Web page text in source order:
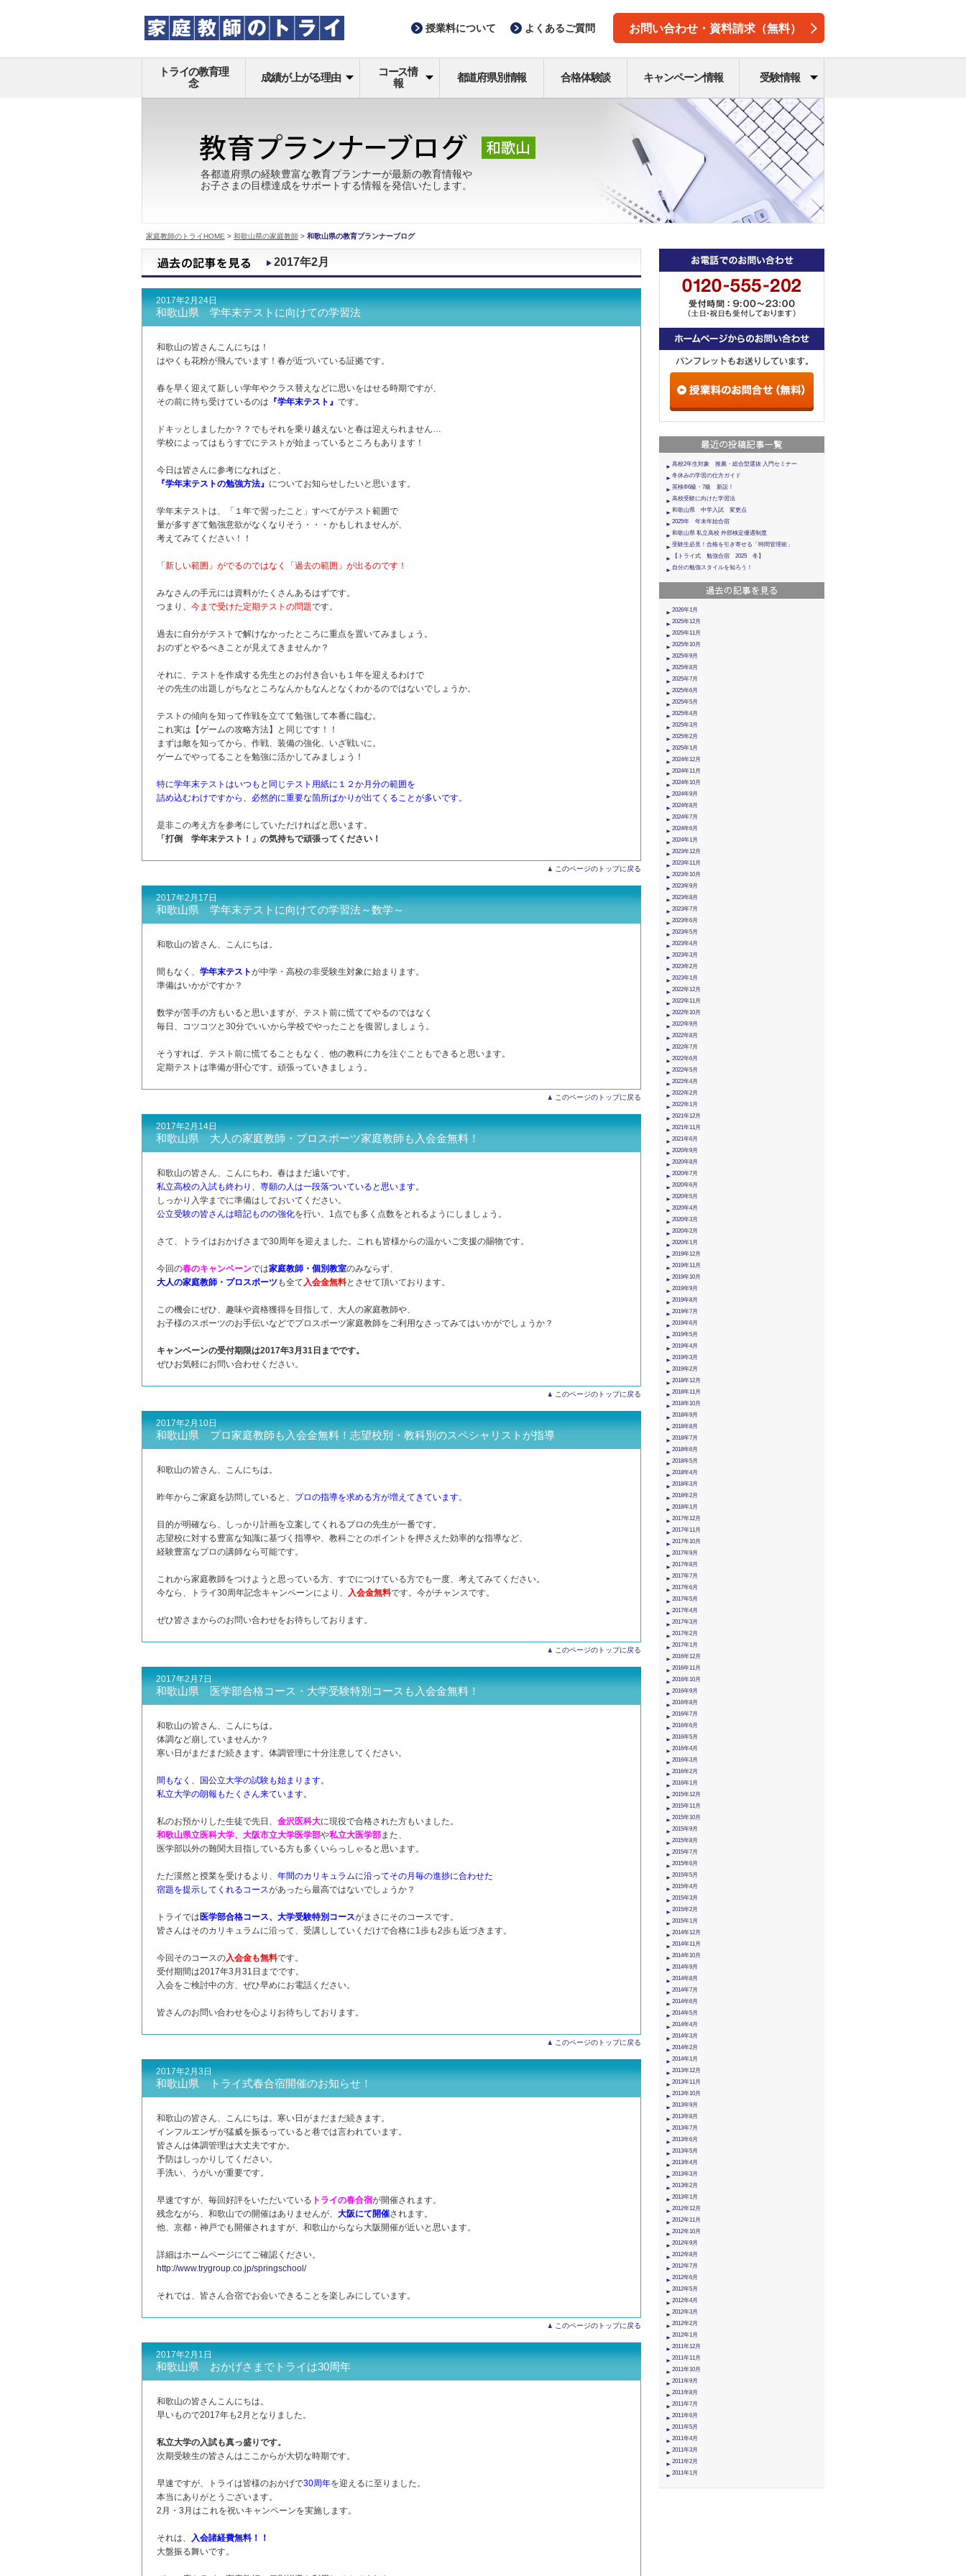
授業料について よくあるご質問 お問い合わせ・資料請求（無料）
トライの教育理
念
成績が上がる理由
コース情
報
都道府県別情報 合格体験談 キャンペーン情報 受験情報
各都道府県の経験豊富な教育プランナーが最新の教育情報や
お子さまの目標達成をサポートする情報を発信いたします。
家庭教師のトライHOME > 和歌山県の家庭教師 > 和歌山県の教育プランナーブログ
2017年2月
2017年2月24日
和歌山県 学年末テストに向けての学習法
和歌山の皆さんこんにちは！
はやくも花粉が飛んでいます！春が近づいている証拠です。
春を早く迎えて新しい学年やクラス替えなどに思いをはせる時期ですが、
その前に待ち受けているのは 『学年末テスト』 です。
ドキッとしましたか？？でもそれを乗り越えないと春は迎えられません…
学校によってはもうすでにテストが始まっているところもあります！
今日は皆さんに参考になればと、
『学年末テストの勉強方法』 についてお知らせしたいと思います。
学年末テストは、「１年で習ったこと」すべてがテスト範囲で
量が多すぎて勉強意欲がなくなりそう・・・かもしれませんが、
考えてみてください！！
「新しい範囲」がでるのではなく「過去の範囲」が出るのです！
みなさんの手元には資料がたくさんあるはずです。
つまり、 今まで受けた定期テストの問題です。
過去に自分がテストで解けなかったところに重点を置いてみましょう。
おのずとやるべきことが見えてきませんか？
それに、テストを作成する先生とのお付き合いも１年を迎えるわけで
その先生の出題しがちなところなんかもなんとなくわかるのではないでしょうか。
テストの傾向を知って作戦を立てて勉強して本番に臨む。
これ実は【ゲームの攻略方法】と同じです！！
まずは敵を知ってから、作戦、装備の強化、いざ戦いに。
ゲームでやってることを勉強に活かしてみましょう！
特に学年末テストはいつもと同じテスト用紙に１２か月分の範囲を
詰め込むわけですから、必然的に重要な箇所ばかりが出てくることが多いです。
是非この考え方を参考にしていただければと思います。
「打倒 学年末テスト！」の気持ちで頑張ってください！
このページのトップに戻る
2017年2月17日
和歌山県 学年末テストに向けての学習法～数学～
和歌山の皆さん、こんにちは。
間もなく、 学年末テストが中学・高校の非受験生対象に始まります。
準備はいかがですか？
数学が苦手の方もいると思いますが、テスト前に慌ててやるのではなく
毎日、コツコツと30分でいいから学校でやったことを復習しましょう。
そうすれば、テスト前に慌てることもなく、他の教科に力を注ぐこともできると思います。
定期テストは準備が肝心です。頑張っていきましょう。
このページのトップに戻る
2017年2月14日
和歌山県 大人の家庭教師・プロスポーツ家庭教師も入会金無料！
和歌山の皆さん、こんにちわ。春はまだ遠いです。
私立高校の入試も終わり、専願の人は一段落ついていると思います。
しっかり入学までに準備はしておいてください。
公立受験の皆さんは暗記ものの強化を行い、1点でも多く点数をとれるようにしましょう。
さて、トライはおかげさまで30周年を迎えました。これも皆様からの温かいご支援の賜物です。
今回の春のキャンペーンでは家庭教師・個別教室のみならず、
大人の家庭教師・プロスポーツも全て入会金無料とさせて頂いております。
この機会にぜひ、趣味や資格獲得を目指して、大人の家庭教師や、
お子様のスポーツのお手伝いなどでプロスポーツ家庭教師をご利用なさってみてはいかがでしょうか？
キャンペーンの受付期限は2017年3月31日までです。
ぜひお気軽にお問い合わせください。
このページのトップに戻る
2017年2月10日
和歌山県 プロ家庭教師も入会金無料！志望校別・教科別のスペシャリストが指導
和歌山の皆さん、こんにちは。
昨年からご家庭を訪問していると、 プロの指導を求める方が増えてきています。
目的が明確なら、しっかり計画を立案してくれるプロの先生が一番です。
志望校に対する豊富な知識に基づく指導や、教科ごとのポイントを押さえた効率的な指導など、
経験豊富なプロの講師なら可能です。
これから家庭教師をつけようと思っている方、すでにつけている方でも一度、考えてみてください。
今なら、トライ30周年記念キャンペーンにより、 入会金無料です。今がチャンスです。
ぜひ皆さまからのお問い合わせをお待ちしております。
このページのトップに戻る
2017年2月7日
和歌山県 医学部合格コース・大学受験特別コースも入会金無料！
和歌山の皆さん、こんにちは。
体調など崩していませんか？
寒い日がまだまだ続きます。体調管理に十分注意してください。
間もなく、国公立大学の試験も始まります。
私立大学の朗報もたくさん来ています。
私のお預かりした生徒で先日、 金沢医科大に現役で合格された方もいました。
和歌山県立医科大学、大阪市立大学医学部や私立大医学部また、
医学部以外の難関大目指している方も多くいらっしゃると思います。
ただ漠然と授業を受けるより、 年間のカリキュラムに沿ってその月毎の進捗に合わせた
宿題を提示してくれるコースがあったら最高ではないでしょうか？
トライでは 医学部合格コース、大学受験特別コースがまさにそのコースです。
皆さんはそのカリキュラムに沿って、受講ししていくだけで合格に1歩も2歩も近づきます。
今回そのコースの入会金も無料です。
受付期間は2017年3月31日までです。
入会をご検討中の方、ぜひ早めにお電話ください。
皆さんのお問い合わせを心よりお待ちしております。
このページのトップに戻る
2017年2月3日
和歌山県 トライ式春合宿開催のお知らせ！
和歌山の皆さん、こんにちは。寒い日がまだまだ続きます。
インフルエンザが猛威を振るっていると巷では言われています。
皆さんは体調管理は大丈夫ですか。
予防はしっかりしてください。
手洗い、うがいが重要です。
早速ですが、毎回好評をいただいている トライの春合宿が開催されます。
残念ながら、和歌山での開催はありませんが、 大阪にて開催されます。
他、京都・神戸でも開催されますが、和歌山からなら大阪開催が近いと思います。
詳細はホームページにてご確認ください。
http://www.trygroup.co.jp/springschool/
それでは、皆さん合宿でお会いできることを楽しみにしています。
このページのトップに戻る
2017年2月1日
和歌山県 おかげさまでトライは30周年
和歌山の皆さんこんにちは。
早いもので2017年も2月となりました。
私立大学の入試も真っ盛りです。
次期受験生の皆さんはここからが大切な時期です。
早速ですが、トライは皆様のおかげで30周年を迎えるに至りました。
本当にありがとうございます。
2月・3月はこれを祝いキャンペーンを実施します。
それは、 入会諸経費無料！！
大盤振る舞いです。
高校2年生対象 推薦・総合型選抜 入門セミナー
冬休みの学習の仕方ガイド
英検®6級・7級 新設！
高校受験に向けた学習法
和歌山県 中学入試 変更点
2025年 年末年始合宿
和歌山県 私立高校 外部検定優遇制度
受験生必見！合格を引き寄せる「時間管理術」
【トライ式 勉強合宿 2025 冬】
自分の勉強スタイルを知ろう！
2026年1月
2025年12月
2025年11月
2025年10月
2025年9月
2025年8月
2025年7月
2025年6月
2025年5月
2025年4月
2025年3月
2025年2月
2025年1月
2024年12月
2024年11月
2024年10月
2024年9月
2024年8月
2024年7月
2024年6月
2024年1月
2023年12月
2023年11月
2023年10月
2023年9月
2023年8月
2023年7月
2023年6月
2023年5月
2023年4月
2023年3月
2023年2月
2023年1月
2022年12月
2022年11月
2022年10月
2022年9月
2022年8月
2022年7月
2022年6月
2022年5月
2022年4月
2022年2月
2022年1月
2021年12月
2021年11月
2021年6月
2020年9月
2020年8月
2020年7月
2020年6月
2020年5月
2020年4月
2020年3月
2020年2月
2020年1月
2019年12月
2019年11月
2019年10月
2019年9月
2019年8月
2019年7月
2019年6月
2019年5月
2019年4月
2019年3月
2019年2月
2018年12月
2018年11月
2018年10月
2018年9月
2018年8月
2018年7月
2018年6月
2018年5月
2018年4月
2018年3月
2018年2月
2018年1月
2017年12月
2017年11月
2017年10月
2017年9月
2017年8月
2017年7月
2017年6月
2017年5月
2017年4月
2017年3月
2017年2月
2017年1月
2016年12月
2016年11月
2016年10月
2016年9月
2016年8月
2016年7月
2016年6月
2016年5月
2016年4月
2016年3月
2016年2月
2016年1月
2015年12月
2015年11月
2015年10月
2015年9月
2015年8月
2015年7月
2015年6月
2015年5月
2015年4月
2015年3月
2015年2月
2015年1月
2014年12月
2014年11月
2014年10月
2014年9月
2014年8月
2014年7月
2014年6月
2014年5月
2014年4月
2014年3月
2014年2月
2014年1月
2013年12月
2013年11月
2013年10月
2013年9月
2013年8月
2013年7月
2013年6月
2013年5月
2013年4月
2013年3月
2013年2月
2013年1月
2012年12月
2012年11月
2012年10月
2012年9月
2012年8月
2012年7月
2012年6月
2012年5月
2012年4月
2012年3月
2012年2月
2012年1月
2011年12月
2011年11月
2011年10月
2011年9月
2011年8月
2011年7月
2011年6月
2011年5月
2011年4月
2011年3月
2011年2月
2011年1月